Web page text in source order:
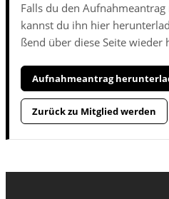
Falls du den
kannst du ihn hier
ßend über die­se Sei­te wie­der
Auf­nah­me­an­trag
Zu­rück zu Mit­glied wer­den